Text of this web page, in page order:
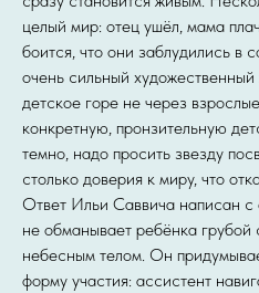
целый мир: отец ушёл, мама
боится, что они заблудились в
очень сильный
детское горе не через
конкретную, пронзительную
темно, надо просить звезду
столько доверия к миру, что
Ответ Ильи Саввича написан
не обманывает ребёнка грубой
небесным телом. Он
форму участия: ассистент